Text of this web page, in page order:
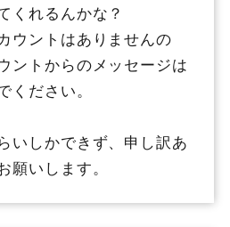
くれるんかな？
ウントはありませんの
ントからのメッセージは
ください。
いしかできず、申し訳あ
願いします。